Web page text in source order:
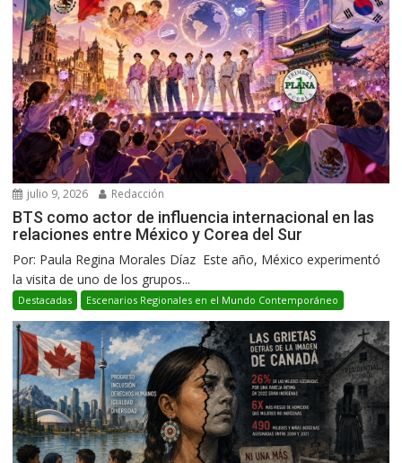
julio 9, 2026 Redacción
BTS como actor de influencia internacional en las
relaciones entre México y Corea del Sur
Por: Paula Regina Morales Díaz Este año, México experimentó
la visita de uno de los grupos...
Destacadas Escenarios Regionales en el Mundo Contemporáneo